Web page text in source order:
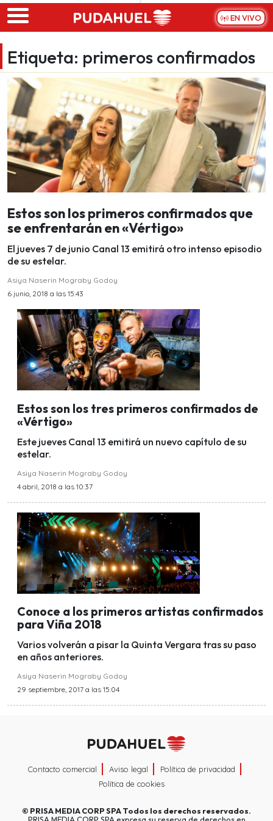
Skip to main content
EN VIVO
Etiqueta: primeros confirmados
Estos son los primeros confirmados que
se enfrentarán en «Vértigo»
El jueves 7 de junio Canal 13 emitirá otro intenso episodio
de su estelar.
Asiya Naserin Mograby Godoy
6 junio, 2018 a las 15:43
Estos son los tres primeros confirmados de
«Vértigo»
Este jueves Canal 13 emitirá un nuevo capítulo de su
estelar.
Asiya Naserin Mograby Godoy
4 abril, 2018 a las 10:37
Conoce a los primeros artistas confirmados
para Viña 2018
Varios volverán a pisar la Quinta Vergara tras su paso
en años anteriores.
Asiya Naserin Mograby Godoy
29 septiembre, 2017 a las 15:04
Contacto comercial Aviso legal
Política de privacidad
Política de cookies
© PRISA MEDIA CORP SPATodos los derechos reservados.
PRISA MEDIA CORP SPA expresa su reserva de derechos en